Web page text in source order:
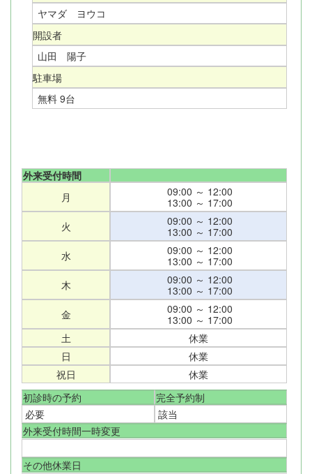
ヤマダ ヨウコ
開設者
山田 陽子
駐車場
無料 9台
外来受付時間
月
09:00 ～ 12:00
13:00 ～ 17:00
火
09:00 ～ 12:00
13:00 ～ 17:00
水
09:00 ～ 12:00
13:00 ～ 17:00
木
09:00 ～ 12:00
13:00 ～ 17:00
金
09:00 ～ 12:00
13:00 ～ 17:00
土
休業
日
休業
祝日
休業
初診時の予約
完全予約制
必要
該当
外来受付時間一時変更
その他休業日